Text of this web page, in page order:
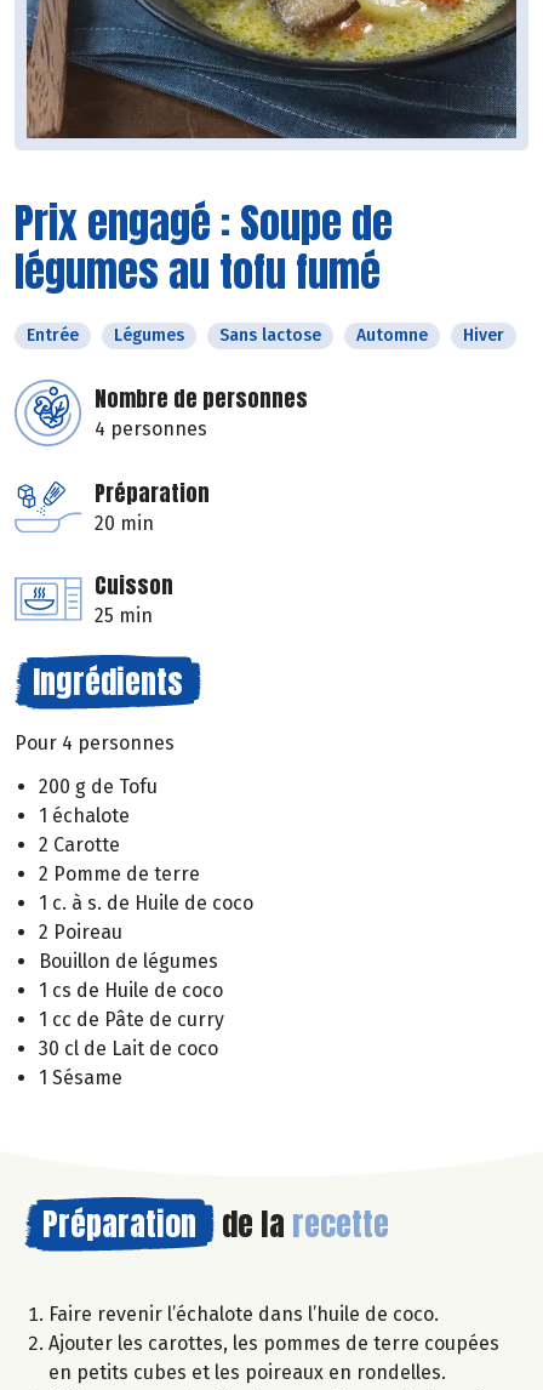
Prix engagé : Soupe de
légumes au tofu fumé
Entrée Légumes Sans lactose Automne Hiver
Nombre de personnes
4 personnes
Préparation
20 min
Cuisson
25 min
Ingrédients
Pour 4 personnes
200 g de Tofu
1 échalote
2 Carotte
2 Pomme de terre
1 c. à s. de Huile de coco
2 Poireau
Bouillon de légumes
1 cs de Huile de coco
1 cc de Pâte de curry
30 cl de Lait de coco
1 Sésame
Préparation de la recette
Faire revenir l’échalote dans l’huile de coco.
Ajouter les carottes, les pommes de terre coupées
en petits cubes et les poireaux en rondelles.